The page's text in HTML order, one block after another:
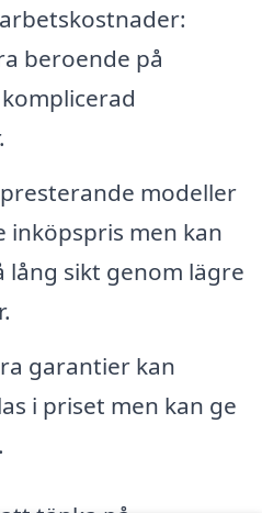
beroende på
modeller
inköpspris men kan
lång sikt genom lägre
garantier kan
i priset men kan ge